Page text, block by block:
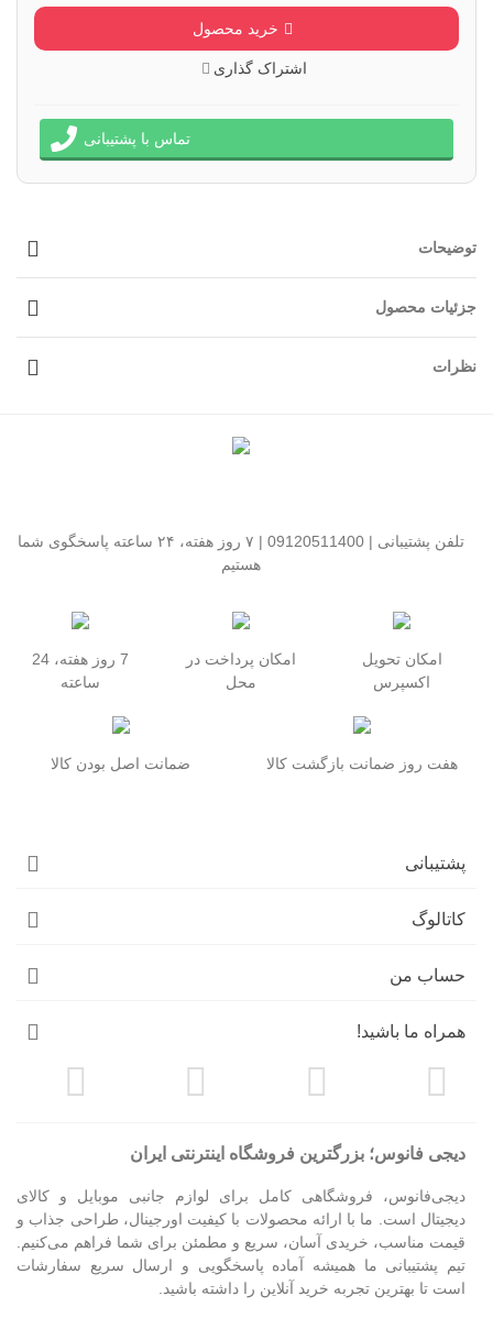
خرید محصول
اشتراک گذاری
تماس با پشتیبانی
توضیحات
جزئیات محصول
نظرات
تلفن پشتیبانی | 09120511400 | ۷ روز هفته، ۲۴ ساعته پاسخگوی شما
هستیم
امکان تحویل
اکسپرس
امکان پرداخت در
محل
7 روز هفته، 24
ساعته
هفت روز ضمانت بازگشت کالا ضمانت اصل بودن کالا
پشتیبانی
کاتالوگ
حساب من
همراه ما باشید!
دیجی فانوس؛ بزرگترین فروشگاه اینترنتی ایران
دیجی‌فانوس، فروشگاهی کامل برای لوازم جانبی موبایل و کالای
دیجیتال است. ما با ارائه محصولات با کیفیت اورجینال، طراحی جذاب و
قیمت مناسب، خریدی آسان، سریع و مطمئن برای شما فراهم می‌کنیم.
تیم پشتیبانی ما همیشه آماده پاسخگویی و ارسال سریع سفارشات
است تا بهترین تجربه خرید آنلاین را داشته باشید.